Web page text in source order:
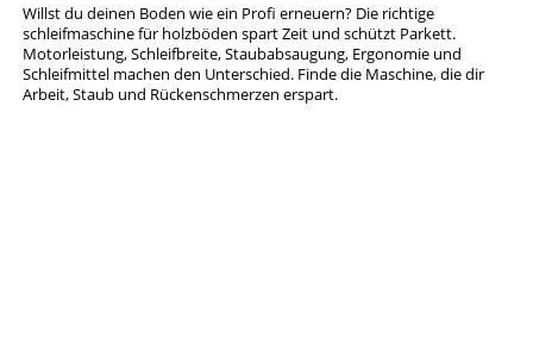
Willst du deinen Boden wie ein Profi erneuern? Die richtige
schleifmaschine für holzböden spart Zeit und schützt Parkett.
Motorleistung, Schleifbreite, Staubabsaugung, Ergonomie und
Schleifmittel machen den Unterschied. Finde die Maschine, die dir
Arbeit, Staub und Rückenschmerzen erspart.